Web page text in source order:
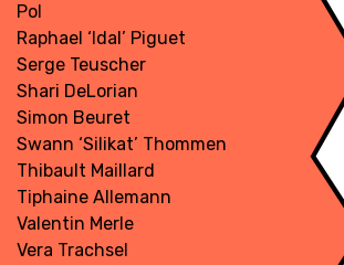
Pol
Raphael ‘Idal’ Piguet
Serge Teuscher
Shari DeLorian
Simon Beuret
Swann ‘Silikat’ Thommen
Thibault Maillard
Tiphaine Allemann
Valentin Merle
Vera Trachsel